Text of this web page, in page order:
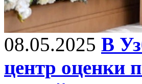
08.05.2025 В
центр оценки